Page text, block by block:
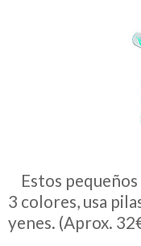
Estos
3 colores, usa
yenes. (Aprox.